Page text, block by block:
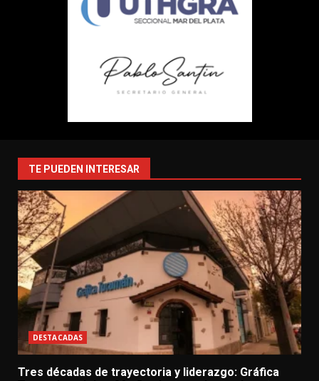
TE PUEDEN INTERESAR
DESTACADAS
Tres décadas de trayectoria y liderazgo: Gráfica